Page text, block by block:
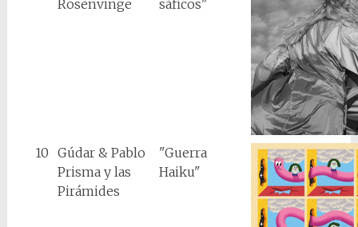
Rosenvinge
sáficos"
10 Gúdar & Pablo
Prisma y las
Pirámides
"Guerra
Haiku"